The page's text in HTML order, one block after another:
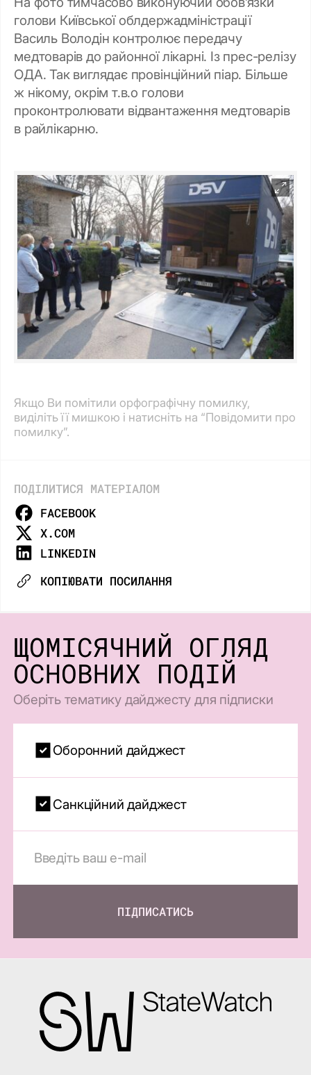
голови Київської облдержадміністрації
Василь Володін контролює передачу
медтоварів до районної лікарні. Із прес-релізу
ОДА. Так виглядає провінційний піар. Більше
ж нікому, окрім т.в.о голови
проконтролювати відвантаження медтоварів
в райлікарню.
Якщо Ви помітили орфографічну помилку,
виділіть її мишкою і натисніть на “Повідомити про
помилку”.
ПОДІЛИТИСЯ МАТЕРІАЛОМ
FACEBOOK
X.COM
LINKEDIN
КОПІЮВАТИ ПОСИЛАННЯ
ЩОМІСЯЧНИЙ ОГЛЯД
ОСНОВНИХ ПОДІЙ
Оберіть тематику дайджесту для підписки
Оборонний дайджест
Санкційний дайджест
ПІДПИСАТИСЬ